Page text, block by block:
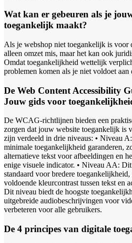
Wat kan er gebeuren als je
toegankelijk maakt?
Als je webshop niet toegankelijk is voor
alleen omzet mis, maar het kan ook
Omdat toegankelijkheid wettelijk
problemen komen als je niet voldoet aan
De Web Content Accessibility
Jouw gids voor
De WCAG-richtlijnen bieden een
zorgen dat jouw website toegankelijk is
zijn verdeeld in drie niveaus: • Niveau
minimale toegankelijkheid garanderen,
alternatieve tekst voor afbeeldingen en
enige visuele indicator. • Niveau AA:
standaard voor bredere
voldoende kleurcontrast tussen tekst en
Dit niveau biedt de hoogste
uitgebreide audiobeschrijvingen voor
verbeteren voor alle gebruikers.
De 4 principes van digitale